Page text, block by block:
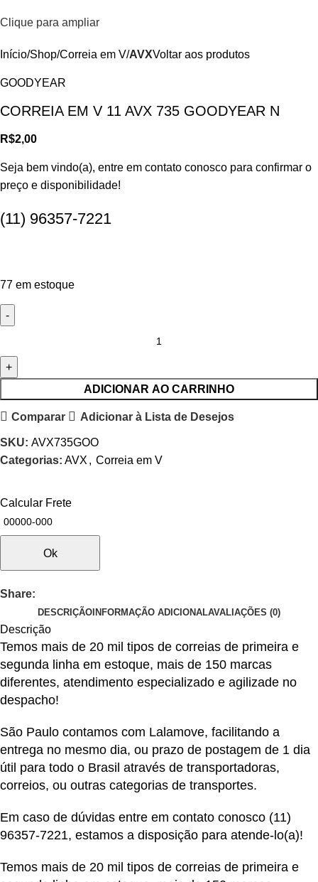
Clique para ampliar
Início Shop Correia em V AVXVoltar aos produtos
GOODYEAR
CORREIA EM V 11 AVX 735 GOODYEAR N
R$2,00
Seja bem vindo(a), entre em contato conosco para confirmar o
preço e disponibilidade!
(11) 96357-7221
77 em estoque
ADICIONAR AO CARRINHO
Comparar Adicionar à Lista de Desejos
SKU: AVX735GOO
Categorias: AVX , Correia em V
Calcular Frete
Ok
Share:
DESCRIÇÃO INFORMAÇÃO ADICIONALAVALIAÇÕES (0)
Descrição
Temos mais de 20 mil tipos de correias de primeira e
segunda linha em estoque, mais de 150 marcas
diferentes, atendimento especializado e agilizade no
despacho!
São Paulo contamos com Lalamove, facilitando a
entrega no mesmo dia, ou prazo de postagem de 1 dia
útil para todo o Brasil através de transportadoras,
correios, ou outras categorias de transportes.
Em caso de dúvidas entre em contato conosco (11)
96357-7221, estamos a disposição para atende-lo(a)!
Temos mais de 20 mil tipos de correias de primeira e